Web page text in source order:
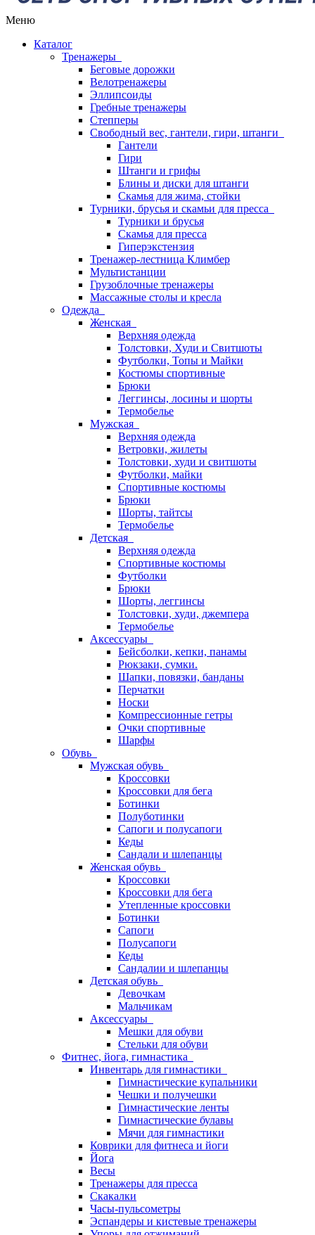
Меню
Каталог
Тренажеры
Беговые дорожки
Велотренажеры
Эллипсоиды
Гребные тренажеры
Степперы
Свободный вес, гантели, гири, штанги
Гантели
Гири
Штанги и грифы
Блины и диски для штанги
Скамья для жима, стойки
Турники, брусья и скамьи для пресса
Турники и брусья
Скамья для пресса
Гиперэкстензия
Тренажер-лестница Климбер
Мультистанции
Грузоблочные тренажеры
Массажные столы и кресла
Одежда
Женская
Верхняя одежда
Толстовки, Худи и Свитшоты
Футболки, Топы и Майки
Костюмы спортивные
Брюки
Леггинсы, лосины и шорты
Термобелье
Мужская
Верхняя одежда
Ветровки, жилеты
Толстовки, худи и свитшоты
Футболки, майки
Спортивные костюмы
Брюки
Шорты, тайтсы
Термобелье
Детская
Верхняя одежда
Спортивные костюмы
Футболки
Брюки
Шорты, леггинсы
Толстовки, худи, джемпера
Термобелье
Аксессуары
Бейсболки, кепки, панамы
Рюкзаки, сумки.
Шапки, повязки, банданы
Перчатки
Носки
Компрессионные гетры
Очки спортивные
Шарфы
Обувь
Мужская обувь
Кроссовки
Кроссовки для бега
Ботинки
Полуботинки
Сапоги и полусапоги
Кеды
Сандали и шлепанцы
Женская обувь
Кроссовки
Кроссовки для бега
Утепленные кроссовки
Ботинки
Сапоги
Полусапоги
Кеды
Сандалии и шлепанцы
Детская обувь
Девочкам
Мальчикам
Аксессуары
Мешки для обуви
Стельки для обуви
Фитнес, йога, гимнастика
Инвентарь для гимнастики
Гимнастические купальники
Чешки и получешки
Гимнастические ленты
Гимнастические булавы
Мячи для гимнастики
Коврики для фитнеса и йоги
Йога
Весы
Тренажеры для пресса
Скакалки
Часы-пульсометры
Эспандеры и кистевые тренажеры